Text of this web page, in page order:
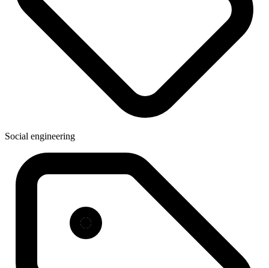
Social engineering